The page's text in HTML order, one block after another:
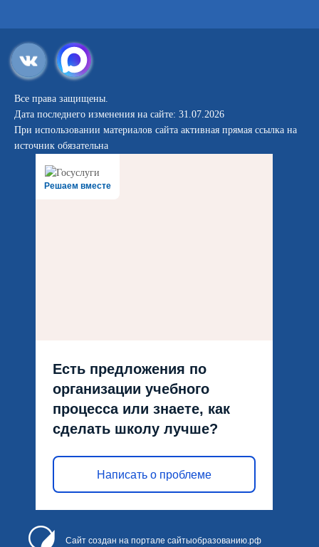
Все права защищены.
Дата последнего изменения на сайте: 31.07.2026
При использовании материалов сайта активная прямая ссылка на
источник обязательна
Решаем вместе
Есть предложения по
организации учебного
процесса или знаете, как
сделать школу лучше?
Написать о проблеме
Сайт создан на портале сайтыобразованию.рф